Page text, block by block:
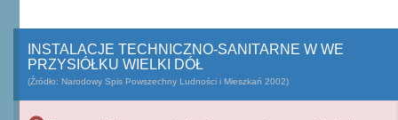
INSTALACJE TECHNICZNO-SANITARNE W WE
PRZYSIÓŁKU WIELKI DÓŁ
(Źródło: Narodowy Spis Powszechny Ludności i Mieszkań 2002)